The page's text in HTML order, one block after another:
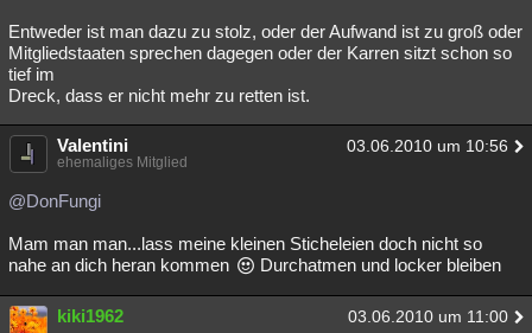
Entweder ist man dazu zu stolz, oder der Aufwand ist zu groß oder
Mitgliedstaaten sprechen dagegen oder der Karren sitzt schon so
tief im
Dreck, dass er nicht mehr zu retten ist.
Valentini 03.06.2010 um 10:56
ehemaliges Mitglied
@DonFungi
Mam man man...lass meine kleinen Sticheleien doch nicht so
nahe an dich heran kommen
Durchatmen und locker bleiben
kiki1962 03.06.2010 um 11:00